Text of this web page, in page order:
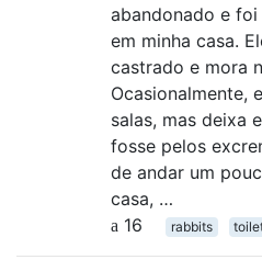
abandonado e
em minha casa.
castrado e mora
Ocasionalmente,
salas, mas deixa
fosse pelos
de andar um
casa, …
16
rabbits